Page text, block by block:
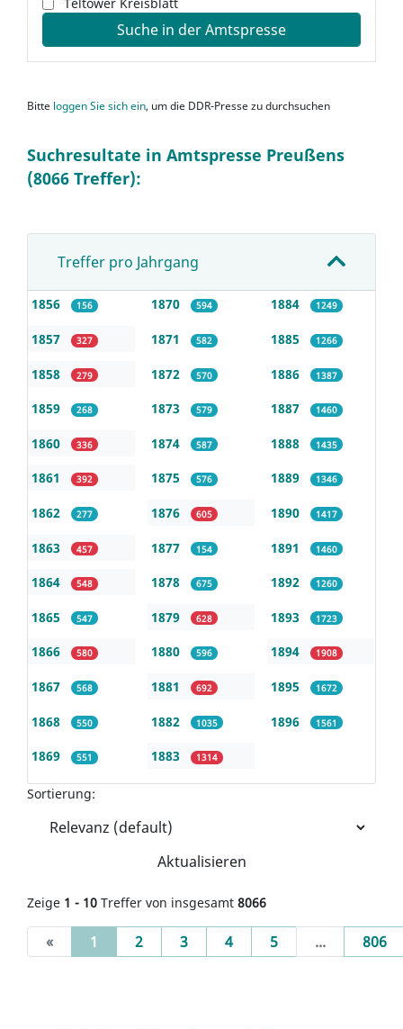
Teltower Kreisblatt
Suche in der Amtspresse
Bitte loggen Sie sich ein, um die DDR-Presse zu durchsuchen
Suchresultate in Amtspresse Preußens
(8066 Treffer):
Treffer pro Jahrgang
1856 156
1857 327
1858 279
1859 268
1860 336
1861 392
1862 277
1863 457
1864 548
1865 547
1866 580
1867 568
1868 550
1869 551
1870 594
1871 582
1872 570
1873 579
1874 587
1875 576
1876 605
1877 154
1878 675
1879 628
1880 596
1881 692
1882 1035
1883 1314
1884 1249
1885 1266
1886 1387
1887 1460
1888 1435
1889 1346
1890 1417
1891 1460
1892 1260
1893 1723
1894 1908
1895 1672
1896 1561
Sortierung:
Aktualisieren
Zeige 1 - 10 Treffer von insgesamt 8066
« 1 (current)
2 3 4 5 ... 806